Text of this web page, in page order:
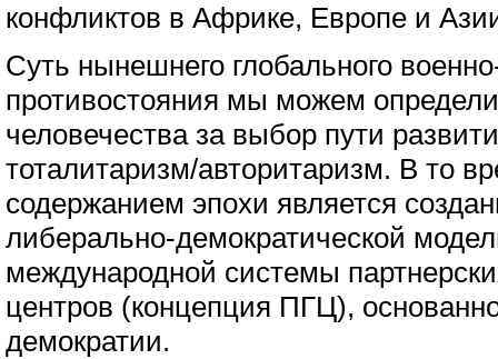
конфликтов в Африке, Европе и
Суть нынешнего глобального
противостояния мы можем
человечества за выбор пути
тоталитаризм/авторитаризм. В то
содержанием эпохи является
либерально-демократической
международной системы
центров (концепция ПГЦ),
демократии.